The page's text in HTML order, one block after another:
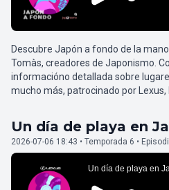
Descubre Japón a fondo de la
Tomàs, creadores de Japonismo.
informacióno detallada sobre
mucho más, patrocinado por Lexus,
Un día de playa en
2026-07-06 18:43 • Temporada 6 •